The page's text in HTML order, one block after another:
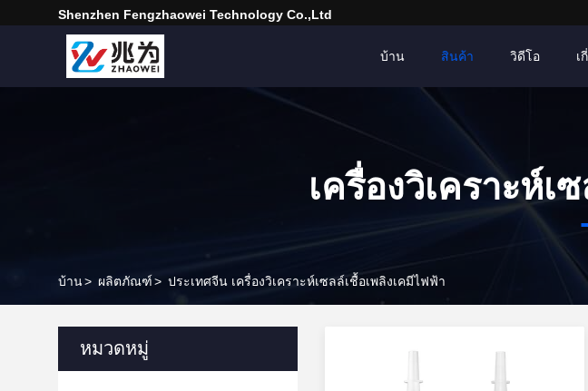
Shenzhen Fengzhaowei Technology Co.,Ltd
บ้าน สินค้า วิดีโอ เ
เครื่องวิเคราะห์เ
บ้าน> ผลิตภัณฑ์> ประเทศจีน เครื่องวิเคราะห์เซลล์เชื้อเพลิงเคมีไฟฟ้า
หมวดหมู่